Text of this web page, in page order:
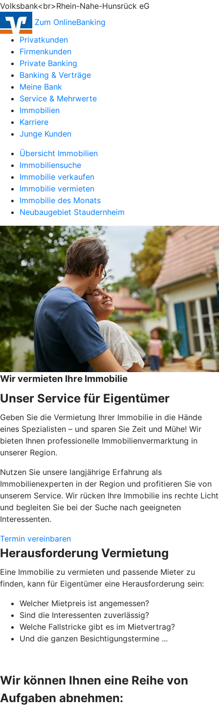
Volksbank<br>Rhein-Nahe-Hunsrück eG
Zum OnlineBanking
Privatkunden
Firmenkunden
Private Banking
Banking & Verträge
Meine Bank
Service & Mehrwerte
Immobilien
Karriere
Junge Kunden
Übersicht Immobilien
Immobiliensuche
Immobilie verkaufen
Immobilie vermieten
Immobilie des Monats
Neubaugebiet Staudernheim
Wir vermieten Ihre Immobilie
Unser Service für Eigentümer
Geben Sie die Vermietung Ihrer Immobilie in die Hände
eines Spezialisten – und sparen Sie Zeit und Mühe! Wir
bieten Ihnen professionelle Immobilienvermarktung in
unserer Region.
Nutzen Sie unsere langjährige Erfahrung als
Immobilienexperten in der Region und profitieren Sie von
unserem Service. Wir rücken Ihre Immobilie ins rechte Licht
und begleiten Sie bei der Suche nach geeigneten
Interessenten.
Termin vereinbaren
Herausforderung Vermietung
Eine Immobilie zu vermieten und passende Mieter zu
finden, kann für Eigentümer eine Herausforderung sein:
Welcher Mietpreis ist angemessen?
Sind die Interessenten zuverlässig?
Welche Fallstricke gibt es im Mietvertrag?
Und die ganzen Besichtigungstermine ...
Wir können Ihnen eine Reihe von
Aufgaben abnehmen: